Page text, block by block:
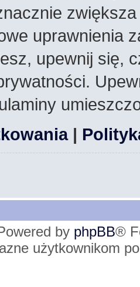
uprawnienia
upewnij się,
|
by phpBB®
użytkownikom